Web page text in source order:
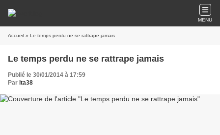
MENU
Accueil » Le temps perdu ne se rattrape jamais
Le temps perdu ne se rattrape jamais
Publié le 30/01/2014 à 17:59
Par lta38